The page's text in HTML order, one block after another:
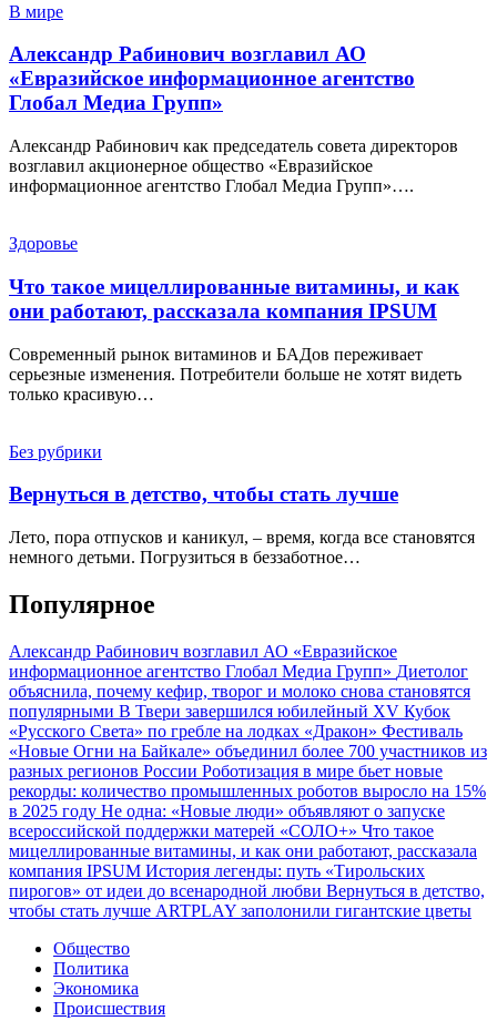
В мире
Александр Рабинович возглавил АО
«Евразийское информационное агентство
Глобал Медиа Групп»
Александр Рабинович как председатель совета директоров
возглавил акционерное общество «Евразийское
информационное агентство Глобал Медиа Групп»….
Здоровье
Что такое мицеллированные витамины, и как
они работают, рассказала компания IPSUM
Современный рынок витаминов и БАДов переживает
серьезные изменения. Потребители больше не хотят видеть
только красивую…
Без рубрики
Вернуться в детство, чтобы стать лучше
Лето, пора отпусков и каникул, – время, когда все становятся
немного детьми. Погрузиться в беззаботное…
Популярное
Александр Рабинович возглавил АО «Евразийское
информационное агентство Глобал Медиа Групп» Диетолог
объяснила, почему кефир, творог и молоко снова становятся
популярными В Твери завершился юбилейный XV Кубок
«Русского Света» по гребле на лодках «Дракон» Фестиваль
«Новые Огни на Байкале» объединил более 700 участников из
разных регионов России Роботизация в мире бьет новые
рекорды: количество промышленных роботов выросло на 15%
в 2025 году Не одна: «Новые люди» объявляют о запуске
всероссийской поддержки матерей «СОЛО+» Что такое
мицеллированные витамины, и как они работают, рассказала
компания IPSUM История легенды: путь «Тирольских
пирогов» от идеи до всенародной любви Вернуться в детство,
чтобы стать лучше ARTPLAY заполонили гигантские цветы
Общество
Политика
Экономика
Происшествия